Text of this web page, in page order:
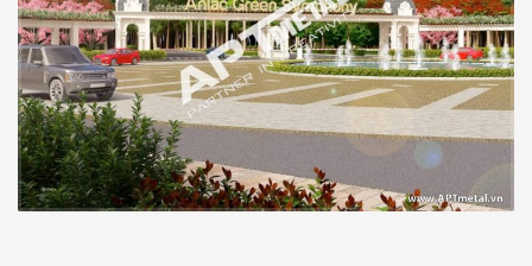
CNC, chấn gấp CNC, soi rãnh V CNC…
Từ khi thành lập đến nay,APTmetalluôn ở thế phát triển
ổn định, hoàn thành tốt các hợp đồng đã ký kết, đáp ứng
kịp thời, đầy đủ những đòi hỏi về máy móc thiết bị, vật tư
tiền vốn để cung cấp sản phẩm đạt tiến độ, chất lượng,
mỹ thuật cao, đáp ứng yêu cầu chủ đầu tư. Các dự
án APTmetalđã cung cấp đều đạt chất lượng tốt được
chủ đầu tư, các nhà thầu lớn đánh giá cao. Đồng thời